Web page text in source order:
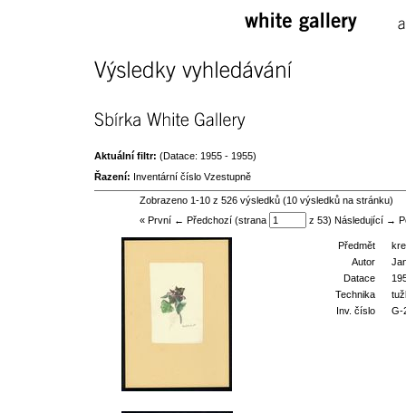
white gallery
Výsledky vyhledávání
Sbírka White Gallery
Aktuální filtr: (Datace: 1955 - 1955)
Řazení: Inventární číslo Vzestupně
Zobrazeno 1-10 z 526 výsledků (10 výsledků na stránku)
« První ← Předchozí (strana
z 53)Následující →
Předmět
Autor
Datace
Technika
Inv. číslo
G-